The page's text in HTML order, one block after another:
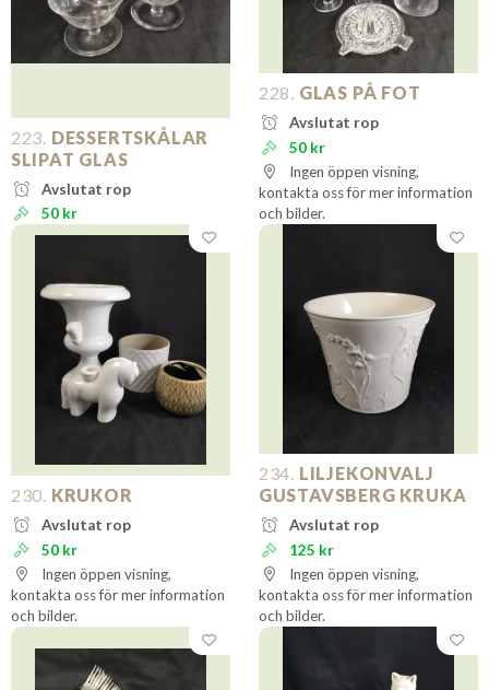
223. DESSERTSKÅLAR
SLIPAT GLAS
Avslutat rop
50 kr
228. GLAS PÅ FOT
Avslutat rop
50 kr
Ingen öppen visning,
kontakta oss för mer information
och bilder.
230. KRUKOR
Avslutat rop
50 kr
Ingen öppen visning,
kontakta oss för mer information
och bilder.
234. LILJEKONVALJ
GUSTAVSBERG KRUKA
Avslutat rop
125 kr
Ingen öppen visning,
kontakta oss för mer information
och bilder.